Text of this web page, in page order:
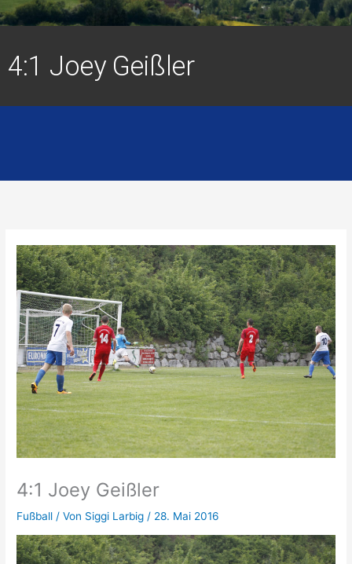
4:1 Joey Geißler
4:1 Joey Geißler
Fußball / Von Siggi Larbig/ 28. Mai 2016